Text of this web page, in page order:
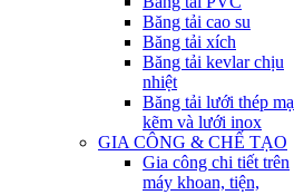
Băng tải cao su
Băng tải xích
Băng tải kevlar chịu
nhiệt
Băng tải lưới thép mạ
kẽm và lưới inox
GIA CÔNG & CHẾ TẠO
Gia công chi tiết trên
máy khoan, tiện,